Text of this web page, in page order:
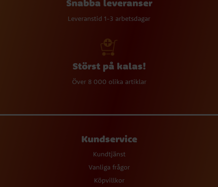
Snabba leveranser
Leveranstid 1-3 arbetsdagar
Störst på kalas!
Över 8 000 olika artiklar
Kundservice
Kundtjänst
Vanliga frågor
Köpvillkor